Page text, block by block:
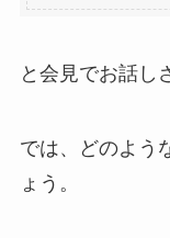
と会見でお話し
では、どのよう
ょう。